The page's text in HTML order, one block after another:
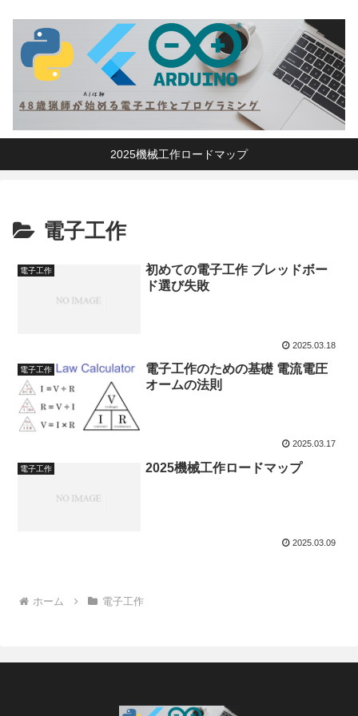
2025機械工作ロードマップ
電子工作
電子工作
初めての電子工作 ブレッドボー
ド選び失敗
2025.03.18
電子工作
電子工作のための基礎 電流電圧
オームの法則
2025.03.17
電子工作 2025機械工作ロードマップ
2025.03.09
ホーム 電子工作